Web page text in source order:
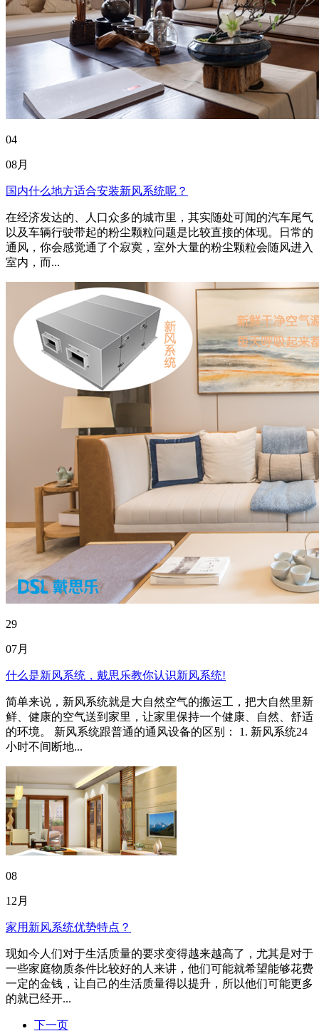
04
08月
国内什么地方适合安装新风系统呢？
在经济发达的、人口众多的城市里，其实随处可闻的汽车尾气
以及车辆行驶带起的粉尘颗粒问题是比较直接的体现。日常的
通风，你会感觉通了个寂寞，室外大量的粉尘颗粒会随风进入
室内，而...
29
07月
什么是新风系统，戴思乐教你认识新风系统!
简单来说，新风系统就是大自然空气的搬运工，把大自然里新
鲜、健康的空气送到家里，让家里保持一个健康、自然、舒适
的环境。 新风系统跟普通的通风设备的区别： 1. 新风系统24
小时不间断地...
08
12月
家用新风系统优势特点？
现如今人们对于生活质量的要求变得越来越高了，尤其是对于
一些家庭物质条件比较好的人来讲，他们可能就希望能够花费
一定的金钱，让自己的生活质量得以提升，所以他们可能更多
的就已经开...
下一页